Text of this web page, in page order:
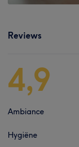
Reviews
4,9
Ambiance
Hygiëne